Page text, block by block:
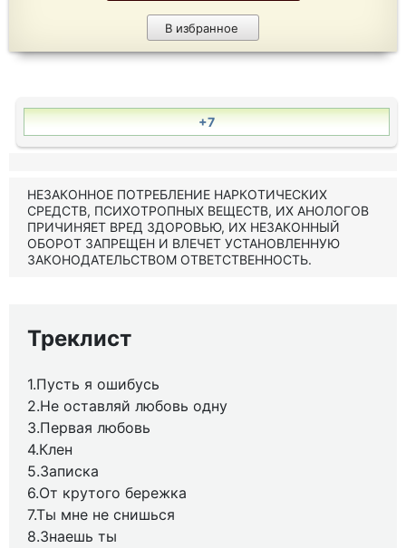
В избранное
+7
НЕЗАКОННОЕ ПОТРЕБЛЕНИЕ НАРКОТИЧЕСКИХ
СРЕДСТВ, ПСИХОТРОПНЫХ ВЕЩЕСТВ, ИХ АНОЛОГОВ
ПРИЧИНЯЕТ ВРЕД ЗДОРОВЬЮ, ИХ НЕЗАКОННЫЙ
ОБОРОТ ЗАПРЕЩЕН И ВЛЕЧЕТ УСТАНОВЛЕННУЮ
ЗАКОНОДАТЕЛЬСТВОМ ОТВЕТСТВЕННОСТЬ.
Треклист
1.Пусть я ошибусь
2.Не оставляй любовь одну
3.Первая любовь
4.Клен
5.Записка
6.От крутого бережка
7.Ты мне не снишься
8.Знаешь ты